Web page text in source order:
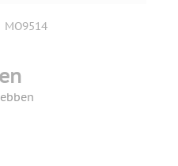
MO9514